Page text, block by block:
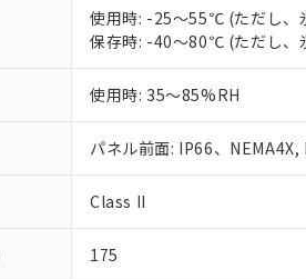
使用時: -25～55℃ (ただし、
保存時: -40～80℃ (ただし、
使用時: 35～85%RH
パネル前面: IP66、NEMA4X,
Class II
175